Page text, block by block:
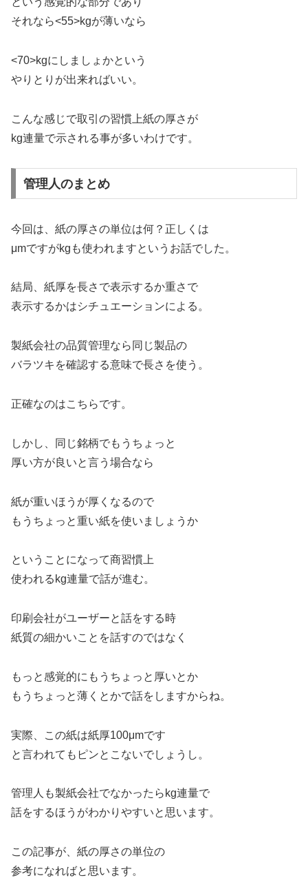
それなら<55>kgが薄いなら
<70>kgにしましょかという
やりとりが出来ればいい。
こんな感じで取引の習慣上紙の厚さが
kg連量で示される事が多いわけです。
管理人のまとめ
今回は、紙の厚さの単位は何？正しくは
μmですがkgも使われますというお話でした。
結局、紙厚を長さで表示するか重さで
表示するかはシチュエーションによる。
製紙会社の品質管理なら同じ製品の
バラツキを確認する意味で長さを使う。
正確なのはこちらです。
しかし、同じ銘柄でもうちょっと
厚い方が良いと言う場合なら
紙が重いほうが厚くなるので
もうちょっと重い紙を使いましょうか
ということになって商習慣上
使われるkg連量で話が進む。
印刷会社がユーザーと話をする時
紙質の細かいことを話すのではなく
もっと感覚的にもうちょっと厚いとか
もうちょっと薄くとかで話をしますからね。
実際、この紙は紙厚100μmです
と言われてもピンとこないでしょうし。
管理人も製紙会社でなかったらkg連量で
話をするほうがわかりやすいと思います。
この記事が、紙の厚さの単位の
参考になればと思います。